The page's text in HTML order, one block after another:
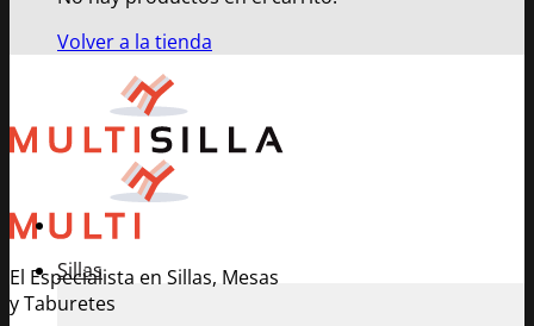
Volver a la tienda
El Especialista en Sillas, Mesas
y Taburetes
Sillas